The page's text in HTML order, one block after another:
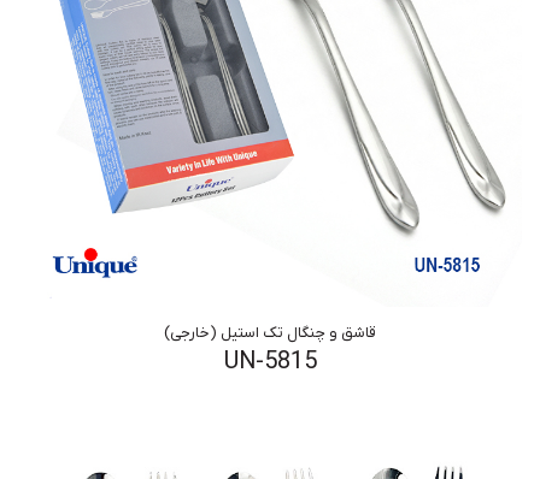
قاشق و چنگال تک استیل (خارجی)
UN-5815